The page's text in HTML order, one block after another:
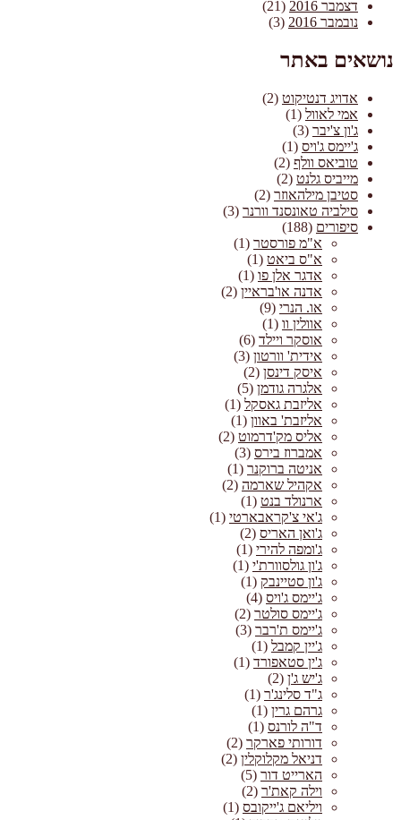
דצמבר 2016
(21)
נובמבר 2016
(3)
נושאים באתר
אדויג דנטיקוט (2)
אמי לאוול (1)
ג'ון צ'יבר (3)
ג'יימס ג'ויס (1)
טוביאס וולף (2)
מייביס גלנט (2)
סטיבן מילהאוזר (2)
סילביה טאונסנד וורנר (3)
סיפורים (188)
א"מ פורסטר (1)
א"ס ביאט (1)
אדגר אלן פו (1)
אדנה או'בראיין (2)
או. הנרי (9)
אוולין וו (1)
אוסקר ויילד (6)
אידית' וורטון (3)
איסק דינסן (2)
אלגרה גודמן (5)
אליזבת גאסקל (1)
אליזבת' באוון (1)
אליס מק'דרמוט (2)
אמברוז בירס (3)
אניטה ברוקנר (1)
אקהיל שארמה (2)
ארנולד בנט (1)
ג'אי צ'קראבארטי (1)
ג'ואן האריס (2)
ג'ומפה להירי (1)
ג'ון גולסוורת'י (1)
ג'ון סטיינבק (1)
ג'יימס ג'ויס (4)
ג'יימס סולטר (2)
ג'יימס ת'רבר (3)
ג'יין קמבל (1)
ג'ין סטאפורד (1)
ג'יש ג'ן (2)
ג"ד סלינג'ר (1)
גרהם גרין (1)
ד"ה לורנס (1)
דורותי פארקר (2)
דניאל מקלוקלין (2)
הארייט דור (5)
וילה קאת'ר (2)
ויליאם ג'ייקובס (1)